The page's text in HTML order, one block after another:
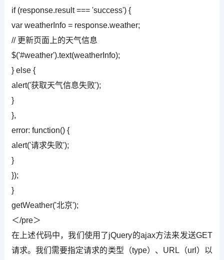
if (response.result === 'success') {
var weatherInfo = response.weather;
// 更新页面上的天气信息
$('#weather').text(weatherInfo);
} else {
alert('获取天气信息失败');
}
},
error: function() {
alert('请求失败');
}
});
}
getWeather('北京');
＜/pre＞
在上述代码中，我们使用了jQuery的ajax方法来发送GET
请求。我们需要指定请求的类型（type）、URL（url）以